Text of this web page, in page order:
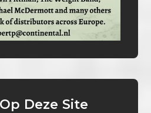
Deze Site